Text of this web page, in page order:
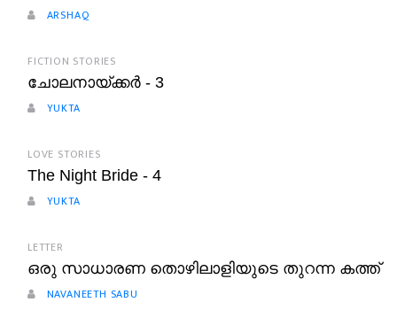
ARSHAQ
FICTION STORIES
ചോലനായ്ക്കർ - 3
YUKTA
LOVE STORIES
The Night Bride - 4
YUKTA
LETTER
ഒരു സാധാരണ തൊഴിലാളിയുടെ തുറന്ന കത്ത്
NAVANEETH SABU